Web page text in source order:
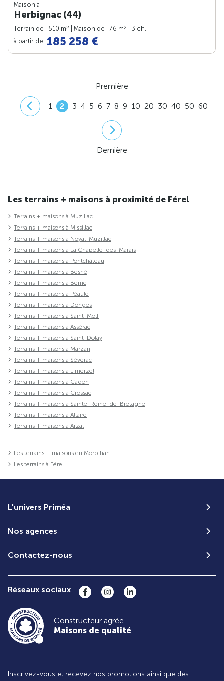
Maison à
Herbignac (44)
Terrain de : 510 m2 | Maison de : 76 m2
| 3 ch.
à partir de 185 258 €
Première
1 2 3 4 5 6 7 8 9 10 20 30 40 50 60
Dernière
Les terrains + maisons à proximité de Férel
Terrains + maisons à Muzillac
Terrains + maisons à Missillac
Terrains + maisons à Noyal-Muzillac
Terrains + maisons à La Chapelle-des-Marais
Terrains + maisons à Pontchâteau
Terrains + maisons à Besné
Terrains + maisons à Berric
Terrains + maisons à Péaule
Terrains + maisons à Donges
Terrains + maisons à Saint-Molf
Terrains + maisons à Assérac
Terrains + maisons à Saint-Dolay
Terrains + maisons à Marzan
Terrains + maisons à Sévérac
Terrains + maisons à Limerzel
Terrains + maisons à Caden
Terrains + maisons à Crossac
Terrains + maisons à Sainte-Reine-de-Bretagne
Terrains + maisons à Allaire
Terrains + maisons à Arzal
Les terrains + maisons en Morbihan
Les terrains à Férel
L'univers Priméa
Nos agences
Contactez-nous
Réseaux sociaux
Constructeur agrée
Maisons de qualité
Inscrivez-vous et recevez nos promotions ainsi que des